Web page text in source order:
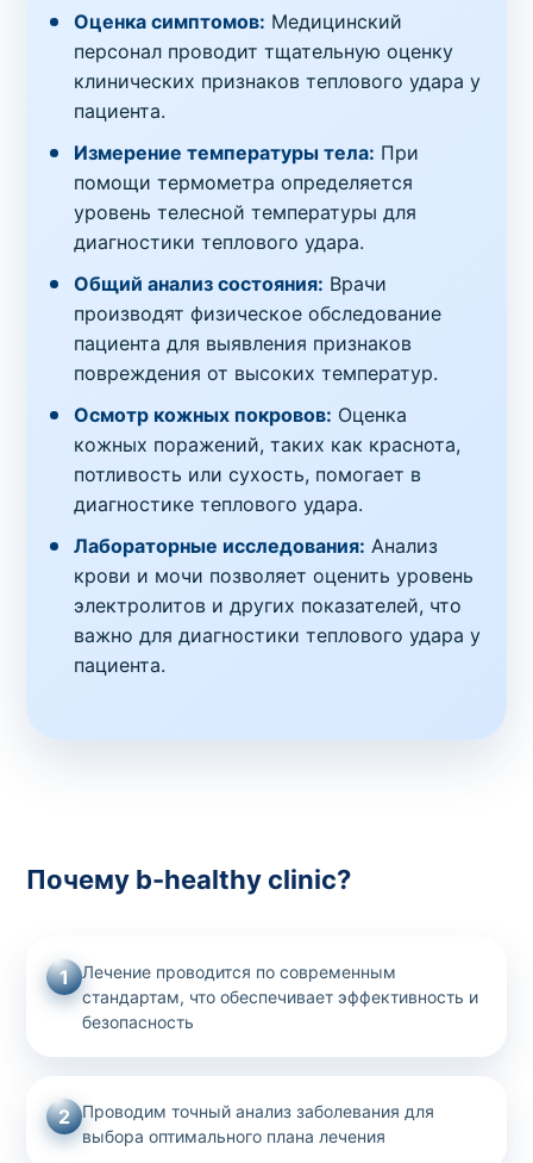
Оценка симптомов: Медицинский
персонал проводит тщательную оценку
клинических признаков теплового удара у
пациента.
Измерение температуры тела: При
помощи термометра определяется
уровень телесной температуры для
диагностики теплового удара.
Общий анализ состояния: Врачи
производят физическое обследование
пациента для выявления признаков
повреждения от высоких температур.
Осмотр кожных покровов: Оценка
кожных поражений, таких как краснота,
потливость или сухость, помогает в
диагностике теплового удара.
Лабораторные исследования: Анализ
крови и мочи позволяет оценить уровень
электролитов и других показателей, что
важно для диагностики теплового удара у
пациента.
Почему b-healthy clinic?
1
Лечение проводится по современным
стандартам, что обеспечивает эффективность и
безопасность
2
Проводим точный анализ заболевания для
выбора оптимального плана лечения